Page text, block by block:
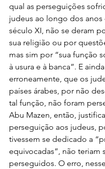
qual as perseguições
judeus ao longo dos anos
século XI, não se deram
sua religião ou por
mas sim por “sua função
à usura e à banca”. E
erroneamente, que os
países árabes, por não
tal função, não foram
Abu Mazen, então,
perseguição aos judeus,
tivessem se dedicado a
equivocadas”, não teriam
perseguidos. O erro,